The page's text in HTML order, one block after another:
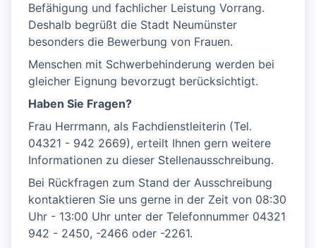
Befähigung und fachlicher Leistung Vorrang.
Deshalb begrüßt die Stadt Neumünster
besonders die Bewerbung von Frauen.
Menschen mit Schwerbehinderung werden bei
gleicher Eignung bevorzugt berücksichtigt.
Haben Sie Fragen?
Frau Herrmann, als Fachdienstleiterin (Tel.
04321 - 942 2669), erteilt Ihnen gern weitere
Informationen zu dieser Stellenausschreibung.
Bei Rückfragen zum Stand der Ausschreibung
kontaktieren Sie uns gerne in der Zeit von 08:30
Uhr - 13:00 Uhr unter der Telefonnummer 04321
942 - 2450, -2466 oder -2261.